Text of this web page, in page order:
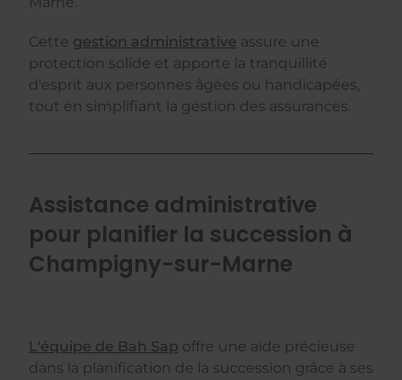
Cette gestion administrative assure une
protection solide et apporte la tranquillité
d'esprit aux personnes âgées ou handicapées,
tout en simplifiant la gestion des assurances.
Assistance administrative
pour planifier la succession à
Champigny-sur-Marne
L'équipe de Bah Sap offre une aide précieuse
dans la planification de la succession grâce à ses